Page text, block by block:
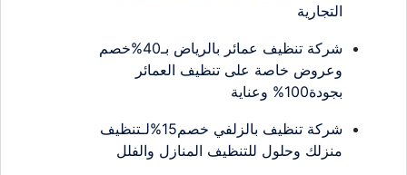
التجارية
شركة تنظيف عمائر بالرياض بـ40%خصم
وعروض خاصة على تنظيف العمائر
بجودة100% وعناية
شركة تنظيف بالزلفي خصم15%لـتنظيف
منزلك وحلول للتنظيف المنازل والفلل